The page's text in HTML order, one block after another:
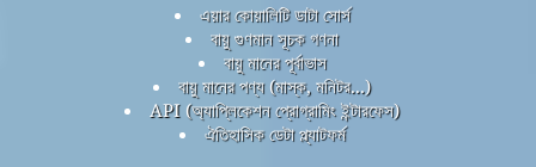
এয়ার কোয়ালিটি ডাটা সোর্স
বায়ু গুণমান সূচক গণনা
বায়ু মানের পূর্বাভাস
বায়ু মানের পণ্য (মাস্ক, মনিটর...)
API (অ্যাপ্লিকেশন প্রোগ্রামিং ইন্টারফেস)
ঐতিহাসিক ডেটা প্ল্যাটফর্ম